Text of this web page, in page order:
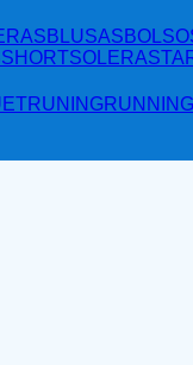
BLUSAS
SHORTSOLERAS
RUNINGRUNNING